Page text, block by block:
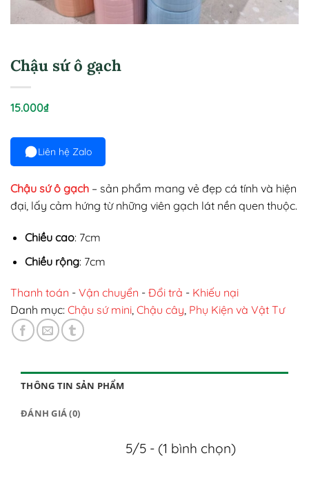
Chậu sứ ô gạch
15.000₫
Liên hệ Zalo
Chậu sứ ô gạch – sản phẩm mang vẻ đẹp cá tính và hiện
đại, lấy cảm hứng từ những viên gạch lát nền quen thuộc.
Chiều cao: 7cm
Chiều rộng: 7cm
Thanh toán - Vận chuyển - Đổi trả - Khiếu nại
Danh mục: Chậu sứ mini, Chậu cây, Phụ Kiện và Vật Tư
THÔNG TIN SẢN PHẨM
ĐÁNH GIÁ (0)
5/5 - (1 bình chọn)